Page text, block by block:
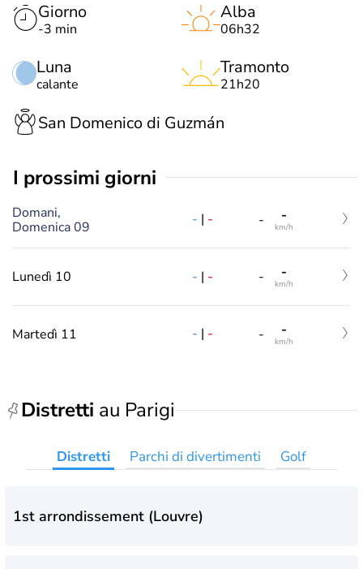
Giorno
-3 min
Luna
calante
Alba
06h32
Tramonto
21h20
San Domenico di Guzmán
i prossimi giorni
Domani,
Domenica 09
- | - - -
km/h
Lunedì 10 - | - - -
km/h
Martedì 11 - | - - -
km/h
Distretti au Parigi
Distretti Parchi di divertimenti Golf
1st arrondissement (Louvre)